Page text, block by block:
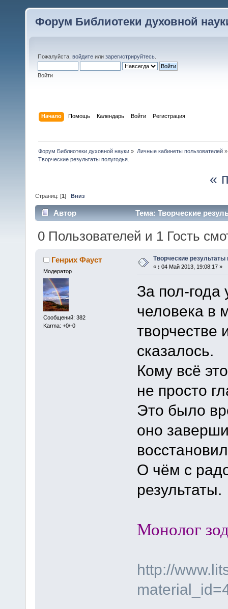
Форум Библиотеки духовной
Пожалуйста, войдите или зарегистрируйтесь
Войти
Начало Помощь Календарь Войти Регистрация
Форум Библиотеки духовной науки » Личные кабинеты пользователей»
Творческие результаты полугодья.
«
Страниц: [1 ] Вниз
Автор Тема: Творческие
0 Пользователей и 1 Гость
Генрих Фауст
Модератор
Сообщений: 382
Karma: +0/-0
Творческие результаты
« : 04 Май 2013, 19:08:17 »
За пол-
человека в
творчестве
сказалось.
Кому всё
не просто
Это было
оно
О чём с
результаты.
Монолог
http://